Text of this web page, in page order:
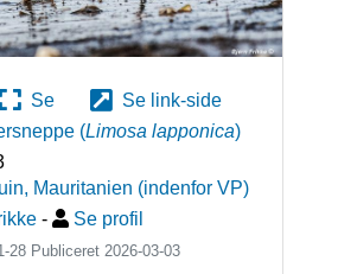
Se
Se link-side
(Limosa lapponica)
, Mauritanien (indenfor VP)
- Se profil
28 Publiceret 2026-03-03